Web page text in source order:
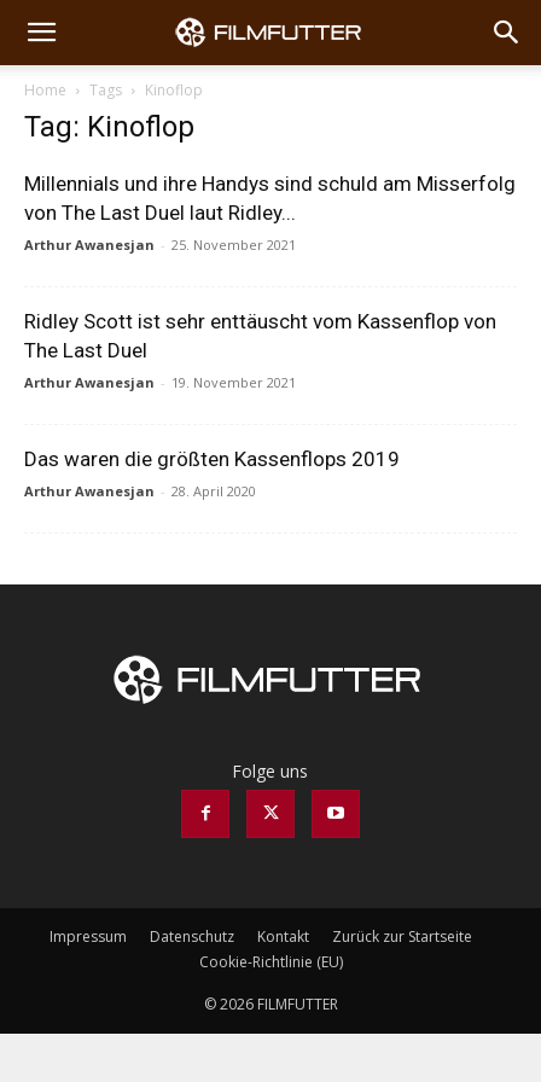
Home Tags Kinoflop
Tag: Kinoflop
Millennials und ihre Handys sind schuld am Misserfolg
von The Last Duel laut Ridley...
Arthur Awanesjan - 25. November 2021
Ridley Scott ist sehr enttäuscht vom Kassenflop von
The Last Duel
Arthur Awanesjan - 19. November 2021
Das waren die größten Kassenflops 2019
Arthur Awanesjan - 28. April 2020
Folge uns
Impressum Datenschutz Kontakt
Zurück zur Startseite
Cookie-Richtlinie (EU)
© 2026 FILMFUTTER